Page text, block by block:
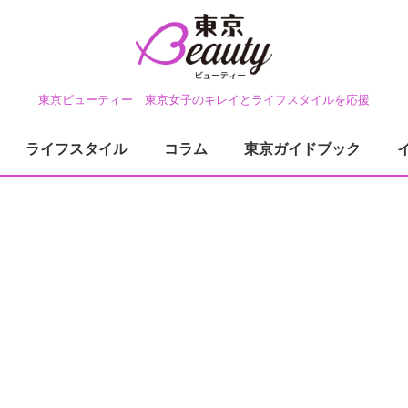
東京ビューティー 東京女子のキレイとライフスタイルを応援
ライフスタイル コラム 東京ガイドブック